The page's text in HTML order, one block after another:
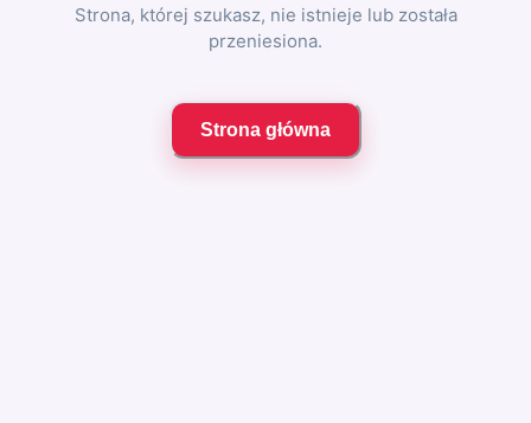
Strona, której szukasz, nie istnieje lub została
przeniesiona.
Strona główna